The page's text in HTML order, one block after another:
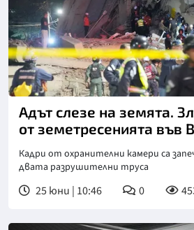
Адът слезе на земята.
от земетресенията във
Кадри от охранителни камери са
двата разрушителни труса
25 юни | 10:46 0